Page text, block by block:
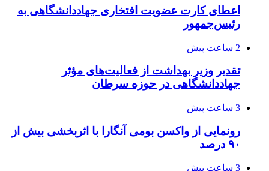
اعطای کارت عضویت افتخاری جهاددانشگاهی به
رئیس‌جمهور
2 ساعت پیش
تقدیر وزیر بهداشت از فعالیت‌های مؤثر
جهاددانشگاهی در حوزه سرطان
3 ساعت پیش
رونمایی از واکسن بومی آنگارا با اثربخشی بیش از
۹۰ درصد
3 ساعت پیش